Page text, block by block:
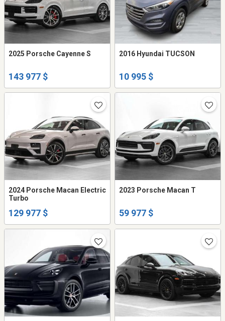
2025 Porsche Cayenne S
143 977 $
2016 Hyundai TUCSON
10 995 $
2024 Porsche Macan Electric
Turbo
129 977 $
2023 Porsche Macan T
59 977 $